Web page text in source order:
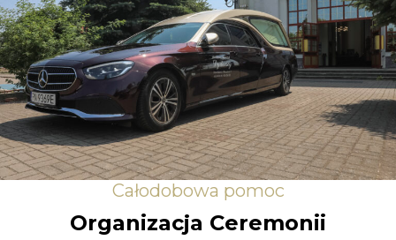
Całodobowa pomoc
Organizacja Ceremonii